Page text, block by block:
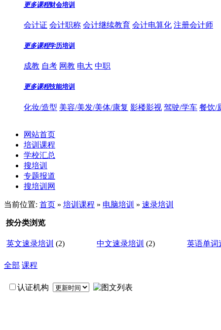
更多课程财会培训
会计证 会计职称 会计继续教育 会计电算化 注册会计师
更多课程学历培训
成教 自考 网教 电大 中职
更多课程技能培训
化妆/造型 美容/美发/美体/康复 影楼影视 驾驶/学车 餐饮/
网站首页
培训课程
学校汇总
搜培训
专题报道
搜培训网
当前位置: 首页 » 培训课程 » 电脑培训 » 速录培训
按分类浏览
英文速录培训 (2) 中文速录培训 (2) 英语单词
全部 课程
认证机构